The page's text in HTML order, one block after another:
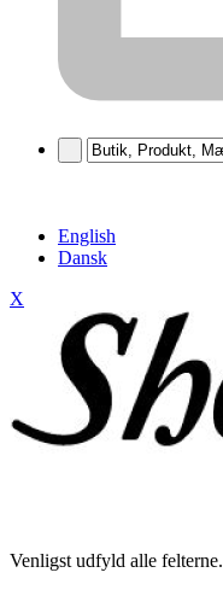
English
Dansk
X
Venligst udfyld alle felterne.